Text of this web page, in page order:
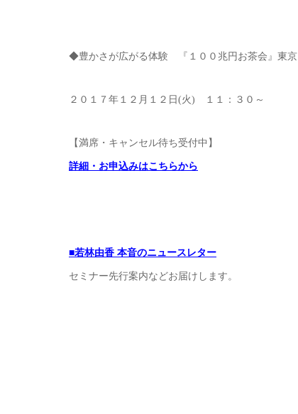
◆豊かさが広がる体験 『１００兆円お茶会』東京
２０１７年１２月１２日(火) １１：３０～
【満席・キャンセル待ち受付中】
詳細・お申込みはこちらから
■若林由香 本音のニュースレター
セミナー先行案内などお届けします。